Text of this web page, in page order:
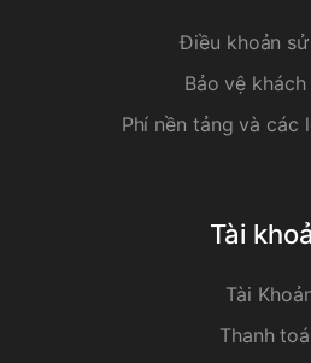
Điều khoản
Bảo vệ khách
Phí nền tảng và các
Tài
Tài
Thanh